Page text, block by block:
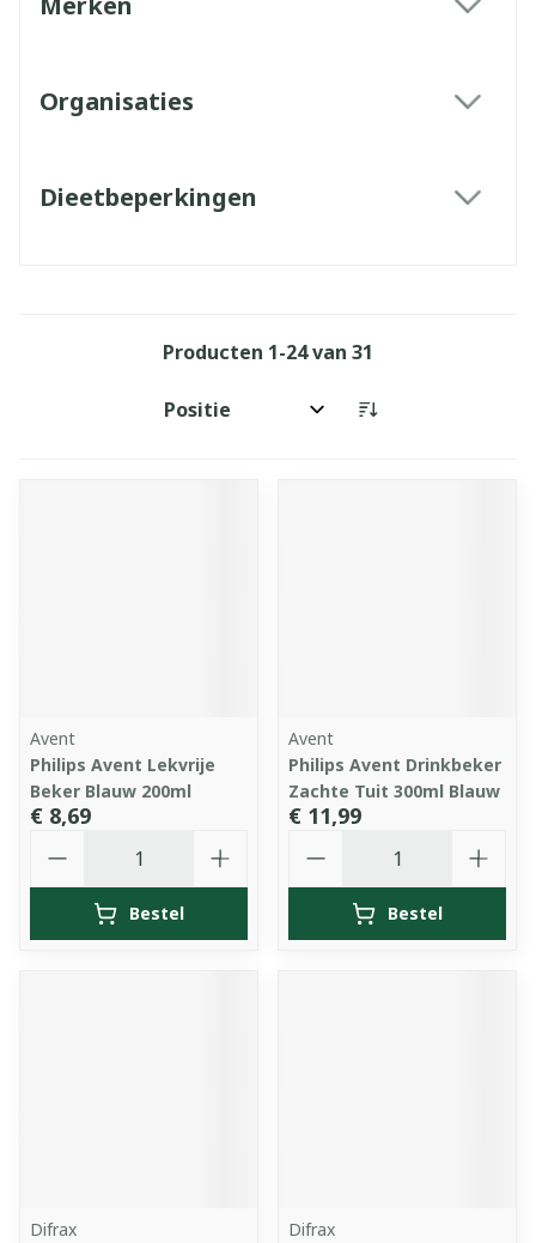
Organisaties
Dieetbeperkingen
Producten 1-24van 31
Sorteer op:
Avent
Philips Avent Lekvrije
Beker Blauw 200ml
€ 8,69
Bestel
Avent
Philips Avent Drinkbeker
Zachte Tuit 300ml Blauw
€ 11,99
Bestel
Difrax
Difrax